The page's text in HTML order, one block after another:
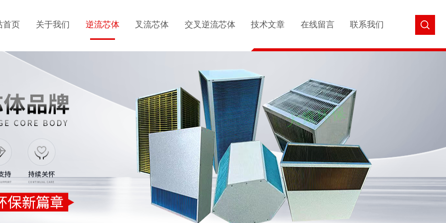
首页 关于我们 逆流芯体 叉流芯体 交叉逆流芯体 技术文章 在线留言 联系我们